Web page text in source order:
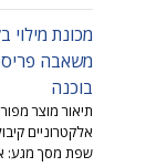
מכונת
משאבה
בוכנה
תיאור מוצר